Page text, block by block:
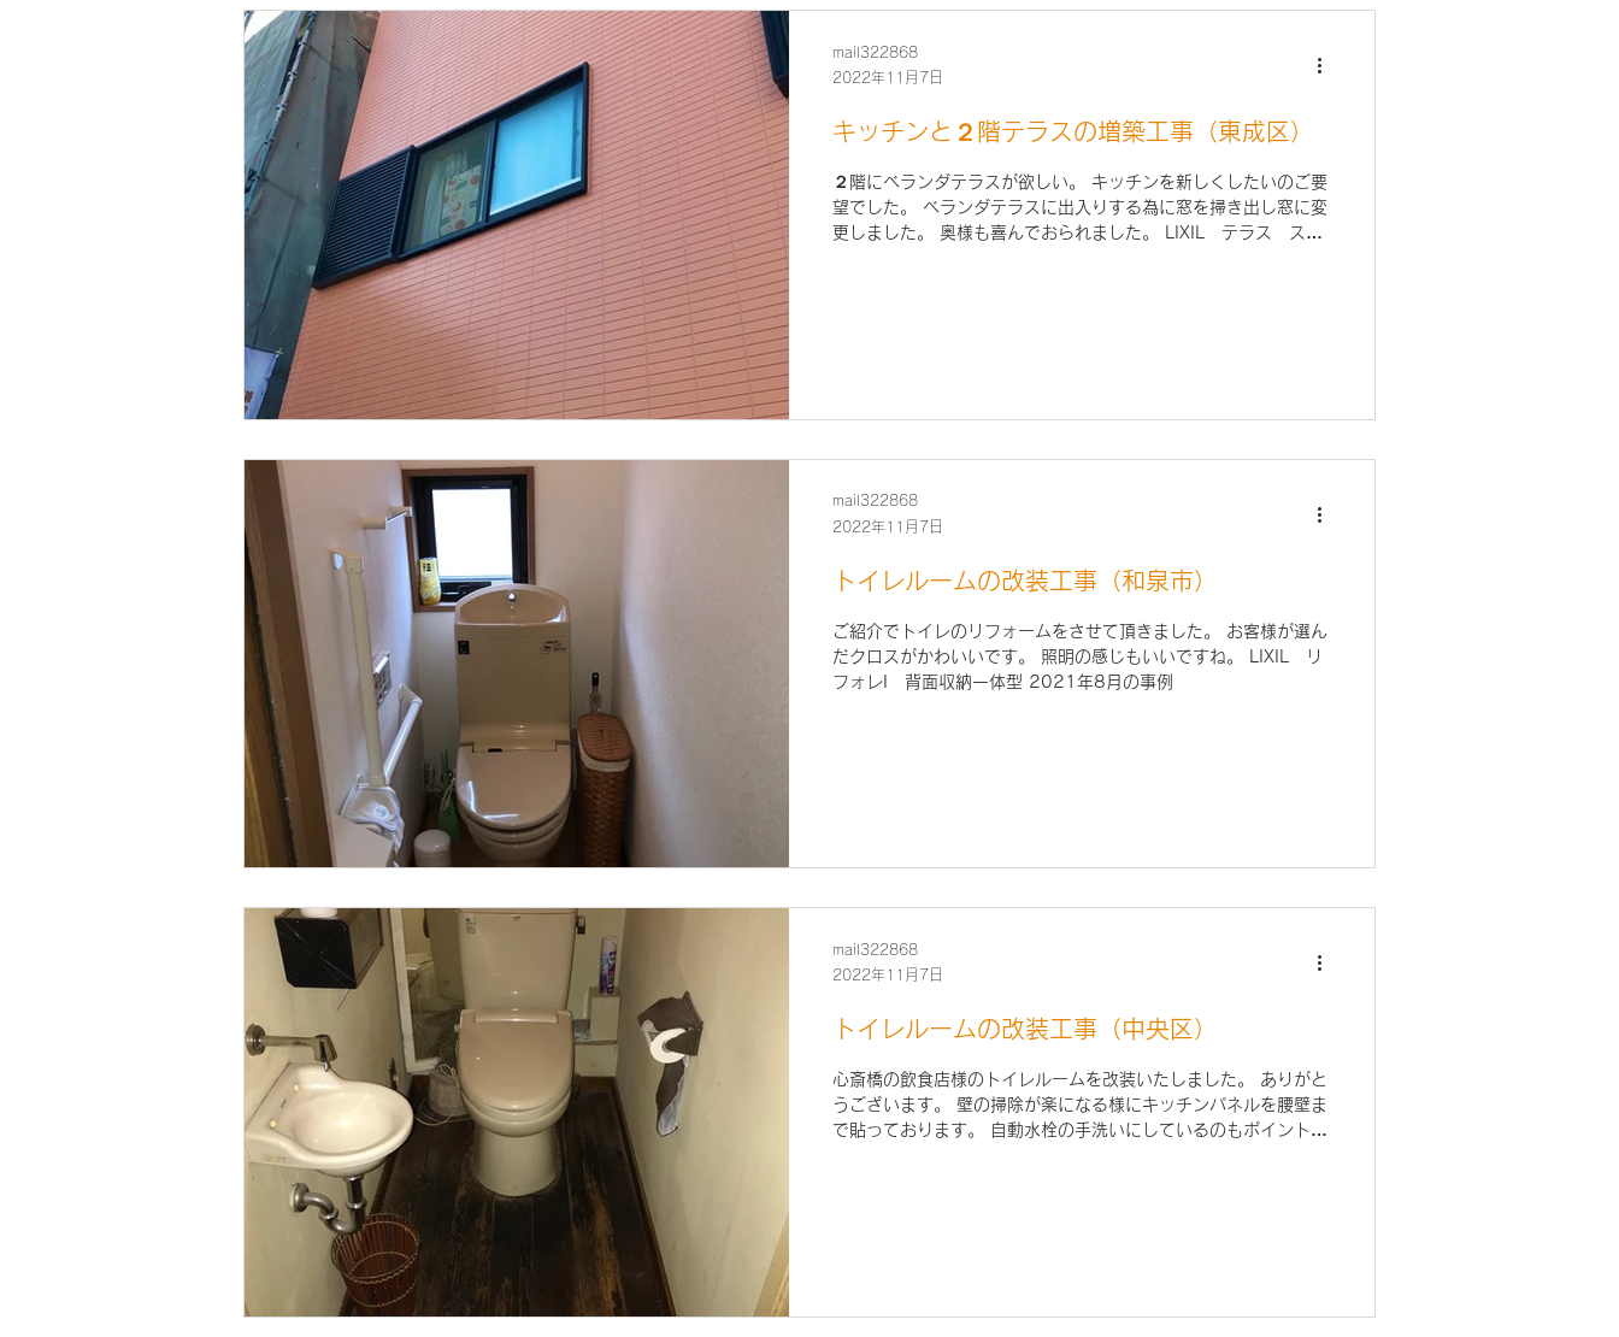
キッチンと２階テラスの増築工事（東成区）
２階にベランダテラスが欲しい。 キッチンを新しくしたいのご要
望でした。 ベランダテラスに出入りする為に窓を掃き出し窓に変
更しました。 奥様も喜んでおられました。 LIXIL テラス スピ
mail322868
2022年11月7日
トイレルームの改装工事（和泉市）
ご紹介でトイレのリフォームをさせて頂きました。 お客様が選ん
だクロスがかわいいです。 照明の感じもいいですね。 LIXIL リ
フォレI 背面収納一体型 2021年8月の事例
mail322868
2022年11月7日
トイレルームの改装工事（中央区）
心斎橋の飲食店様のトイレルームを改装いたしました。 ありがと
うございます。 壁の掃除が楽になる様にキッチンパネルを腰壁ま
で貼っております。 自動水栓の手洗いにしているのもポイントで
mail322868
2022年11月7日